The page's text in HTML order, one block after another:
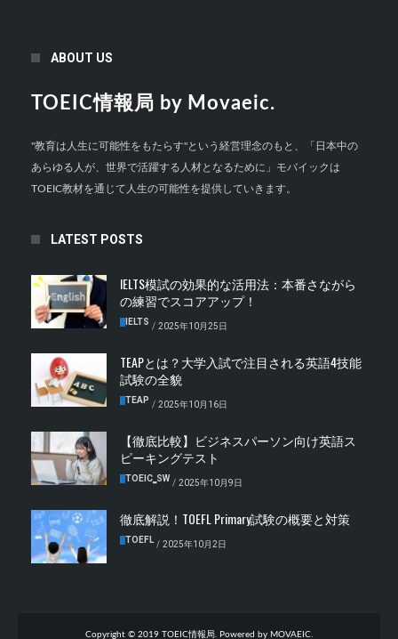
ABOUT US
TOEIC情報局 by Movaeic.
"教育は人生に可能性をもたらす"という経営理念のもと、「日本中の
あらゆる人が、世界で活躍する人材となるために」モバイックは
TOEIC教材を通じて人生の可能性を提供していきます。
LATEST POSTS
IELTS模試の効果的な活用法：本番さながら
の練習でスコアアップ！
IELTS / 2025年10月25日
TEAPとは？大学入試で注目される英語4技能
試験の全貌
TEAP / 2025年10月16日
【徹底比較】ビジネスパーソン向け英語ス
ピーキングテスト
TOEIC‗SW / 2025年10月9日
徹底解説！TOEFL Primary試験の概要と対策
TOEFL / 2025年10月2日
Copyright © 2019 TOEIC情報局. Powered by MOVAEIC.